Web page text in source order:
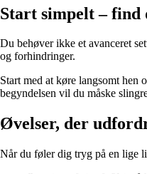
Start simpelt – find
Du behøver ikke et avanceret
og forhindringer.
Start med at køre langsomt
begyndelsen vil du måske
Øvelser, der
Når du føler dig tryg på en lige